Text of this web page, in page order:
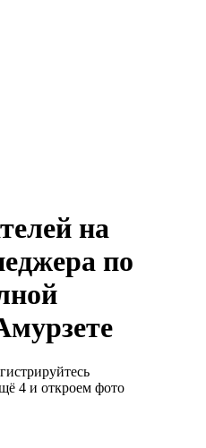
на
по
4 и откроем фото